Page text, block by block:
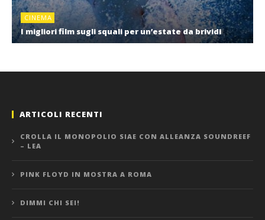
CINEMA
I migliori film sugli squali per un’estate da brividi
ARTICOLI RECENTI
CROLLA IL MONOPOLIO SIAE CON ALLEANZA SOUNDREEF
– LEA
PINK FLOYD IN MOSTRA A ROMA
DIMMI CHI SEI!